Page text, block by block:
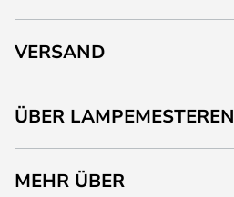
VERSAND
ÜBER LAMPEMESTEREN
MEHR ÜBER